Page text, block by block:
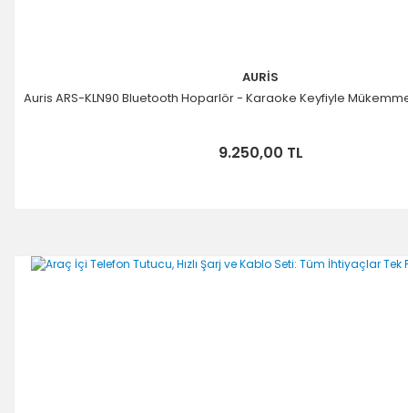
AURİS
Auris ARS-KLN90 Bluetooth Hoparlör - Karaoke Keyfiyle
9.250,00 TL